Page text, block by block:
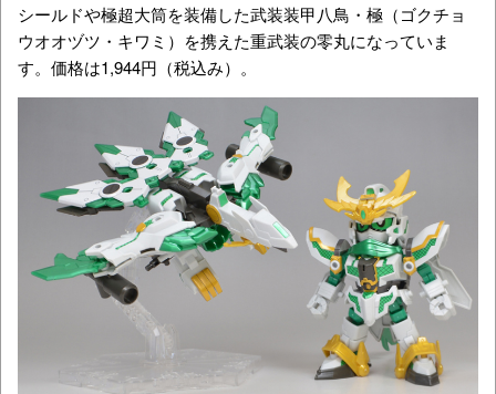
シールドや極超大筒を装備した武装装甲八鳥・極（ゴクチョ
ウオオヅツ・キワミ）を携えた重武装の零丸になっていま
す。価格は1,944円（税込み）。